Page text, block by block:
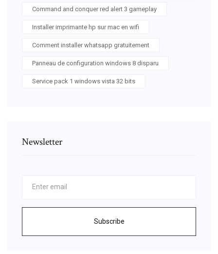
Command and conquer red alert 3 gameplay
Installer imprimante hp sur mac en wifi
Comment installer whatsapp gratuitement
Panneau de configuration windows 8 disparu
Service pack 1 windows vista 32 bits
Newsletter
Subscribe